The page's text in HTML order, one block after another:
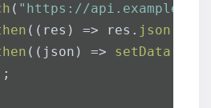
( "https://
( ( res ) => res. json
( ( json ) => setData